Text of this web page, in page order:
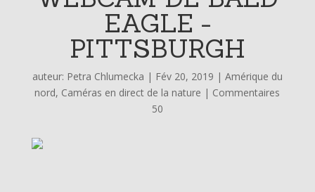
EAGLE -
PITTSBURGH
auteur: Petra Chlumecka | Fév 20, 2019 | Amérique du
nord, Caméras en direct de la nature | Commentaires
50